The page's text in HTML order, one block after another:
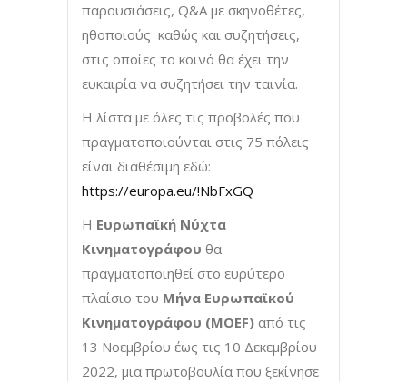
παρουσιάσεις, Q&A με σκηνοθέτες,
ηθοποιούς καθώς και συζητήσεις,
στις οποίες το κοινό θα έχει την
ευκαιρία να συζητήσει την ταινία.
Η λίστα με όλες τις προβολές που
πραγματοποιούνται στις 75 πόλεις
είναι διαθέσιμη εδώ:
https://europa.eu/!NbFxGQ
Η Ευρωπαϊκή Νύχτα
Κινηματογράφου θα
πραγματοποιηθεί στο ευρύτερο
πλαίσιο του Μήνα Ευρωπαϊκού
Κινηματογράφου (MOEF) από τις
13 Νοεμβρίου έως τις 10 Δεκεμβρίου
2022, μια πρωτοβουλία που ξεκίνησε